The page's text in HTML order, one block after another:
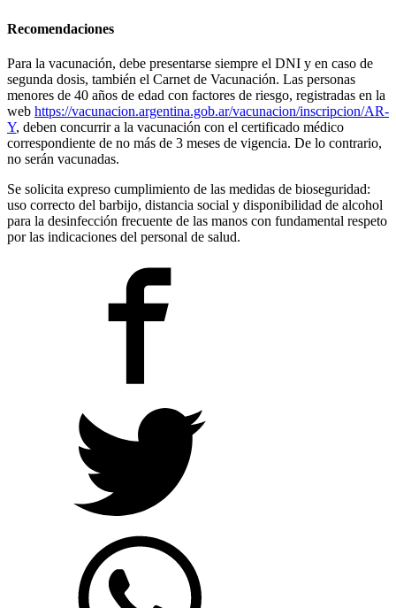
Recomendaciones
Para la vacunación, debe presentarse siempre el DNI y en caso de
segunda dosis, también el Carnet de Vacunación. Las personas
menores de 40 años de edad con factores de riesgo, registradas en la
web https://vacunacion.argentina.gob.ar/vacunacion/inscripcion/AR-
Y, deben concurrir a la vacunación con el certificado médico
correspondiente de no más de 3 meses de vigencia. De lo contrario,
no serán vacunadas.
Se solicita expreso cumplimiento de las medidas de bioseguridad:
uso correcto del barbijo, distancia social y disponibilidad de alcohol
para la desinfección frecuente de las manos con fundamental respeto
por las indicaciones del personal de salud.